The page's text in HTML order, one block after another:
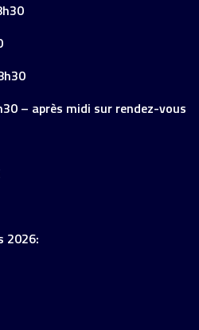
– après midi sur rendez-vous
2026: